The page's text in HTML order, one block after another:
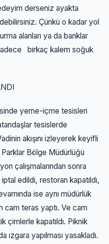
derseniz ayakta
Çünkü o kadar yol
alanları ya da banklar
birkaç kalem soğuk
yeme-içme tesisleri
tesislerde
akışını izleyerek keyifli
Bölge Müdürlüğü
çalışmalarından sonra
iptal edildi, restoran kapatıldı,
ise aynı müdürlük
cam teras yaptı. Ve cam
çimlerle kapatıldı. Piknik
ızgara yapılması yasakladı.